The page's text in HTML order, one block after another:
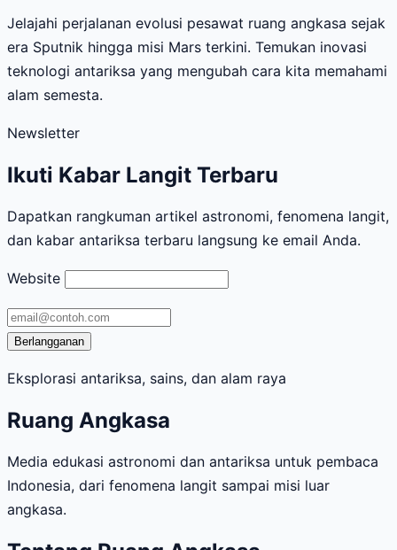
Jelajahi perjalanan evolusi pesawat ruang angkasa sejak
era Sputnik hingga misi Mars terkini. Temukan inovasi
teknologi antariksa yang mengubah cara kita memahami
alam semesta.
Newsletter
Ikuti Kabar Langit Terbaru
Dapatkan rangkuman artikel astronomi, fenomena langit,
dan kabar antariksa terbaru langsung ke email Anda.
Website
Alamat
email
Berlangganan
Eksplorasi antariksa, sains, dan alam raya
Ruang Angkasa
Media edukasi astronomi dan antariksa untuk pembaca
Indonesia, dari fenomena langit sampai misi luar
angkasa.